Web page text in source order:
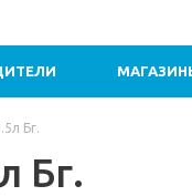
Бг.
Бг.